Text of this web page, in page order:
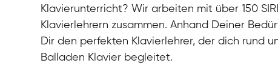
Klavierunterricht? Wir arbeiten mit über 150
Klavierlehrern zusammen. Anhand Deiner
Dir den perfekten Klavierlehrer, der dich rund
Balladen Klavier begleitet.